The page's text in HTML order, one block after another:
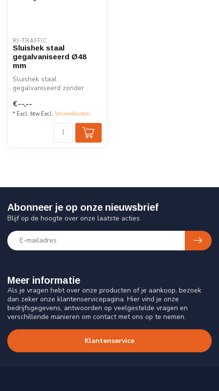
RI-TRAFFIC
Sluishek staal
gegalvaniseerd Ø48
mm
Sluishek staal
gegalvaniseerd zonder
afmetingen.
€--,--
* Excl. btw Excl. Verzendkosten
Meer informatie
Als je vragen hebt over onze producten of je aankoop, bezoek
dan zeker onze klantenservicepagina. Hier vind je onze
bedrijfsgegevens, antwoorden op veelgestelde vragen en
verschillende manieren om contact met ons op te nemen.
Klantenservice
Abonneer je op onze nieuwsbrief
Blijf op de hoogte over onze laatste acties